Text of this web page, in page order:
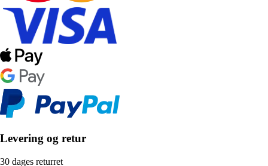
Levering og retur
30 dages returret